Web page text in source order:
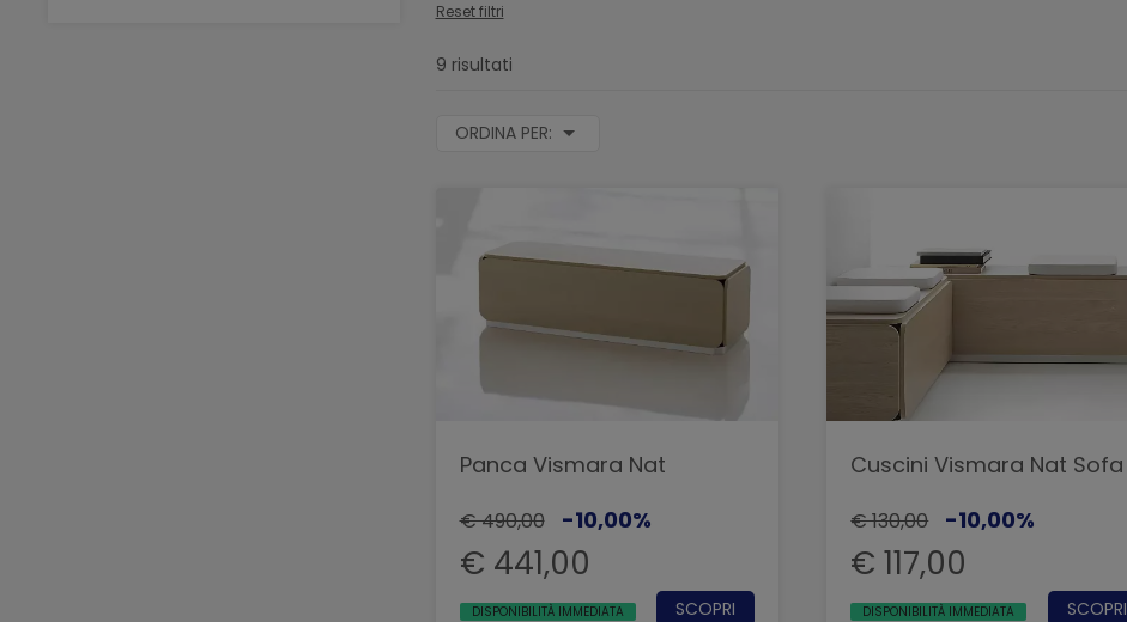
Reset filtri
9 risultati
ORDINA PER:
Panca Vismara Nat
€ 490,00 -10,00%
€ 441,00
DISPONIBILITÀ IMMEDIATA SCOPRI
Cuscini Vismara Nat Sofa
€ 130,00 -10,00%
€ 117,00
DISPONIBILITÀ IMMEDIATA SCOPRI